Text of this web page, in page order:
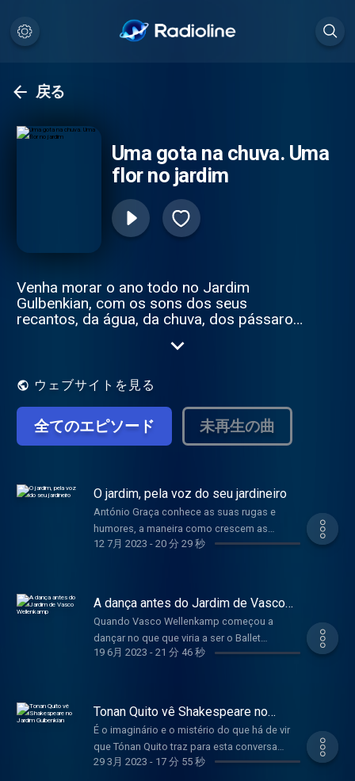
戻る
Uma gota na chuva. Uma
flor no jardim
Venha morar o ano todo no Jardim
Gulbenkian, com os sons dos seus
recantos, da água, da chuva, dos pássaros
Que plantas são estas que vivem no jardim
pessoas passam por aqui? Este é um
dias e se vai alterando nas estações, nos
meses que aí vêm e que celebram a
memória de Gonçalo Ribeiro Telles. Em
nos caminhos que percorremos, mesmo
que o nome nem sequer seja evocado. Ao
lado do jornalista José Carlos Barreto, a
pianista Joana Gama segue os sons do
information.
ウェブサイトを見る
全てのエピソード 未再生の曲
O jardim, pela voz do seu jardineiro
António Graça conhece as suas rugas e
humores, a maneira como crescem as
plantas, a data em que caem as folhas ou
os primeiros eucaliptos que chegaram a
Portugal? Muitas outras coisas que poderá
aprender com António Graça, o responsável
pela equipa de jardinagem, que conhece
acompanha. Hosted on Acast. See
acast.com/privacy for more information.
12 7月 2023 - 20 分 29 秒
A dança antes do Jardim de Vasco
Wellenkamp
Quando Vasco Wellenkamp começou a
dançar no que que viria a ser o Ballet
Gulbenkian, as árvores do Jardim ainda não
as vivências enquanto bailarino e coreógrafo
da companhia onde esteve durante 29 anos,
mas também a sua paixão por este Jardim
que tem “todos os tons de verde que
existem na Natureza”. Hosted on Acast. See
19 6月 2023 - 21 分 46 秒
Tonan Quito vê Shakespeare no
Jardim Gulbenkian
É o imaginário e o mistério do que há de vir
que Tónan Quito traz para esta conversa
sobre o Jardim. Fascinado com o momento
29 3月 2023 - 17 分 55 秒